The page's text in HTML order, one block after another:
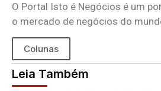
O Portal Isto é Negócios é um
o mercado de negócios do
Colunas
Leia Também